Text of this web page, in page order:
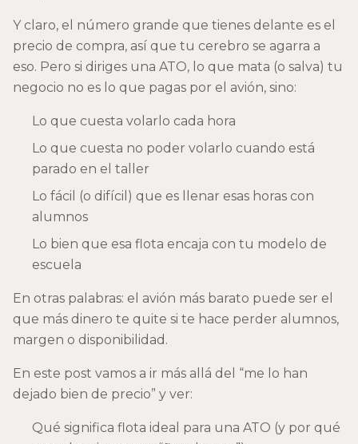
Y claro, el número grande que tienes delante es el
precio de compra, así que tu cerebro se agarra a
eso. Pero si diriges una ATO, lo que mata (o salva) tu
negocio no es lo que pagas por el avión, sino:
Lo que cuesta volarlo cada hora
Lo que cuesta no poder volarlo cuando está
parado en el taller
Lo fácil (o difícil) que es llenar esas horas con
alumnos
Lo bien que esa flota encaja con tu modelo de
escuela
En otras palabras: el avión más barato puede ser el
que más dinero te quite si te hace perder alumnos,
margen o disponibilidad.
En este post vamos a ir más allá del “me lo han
dejado bien de precio” y ver:
Qué significa flota ideal para una ATO (y por qué